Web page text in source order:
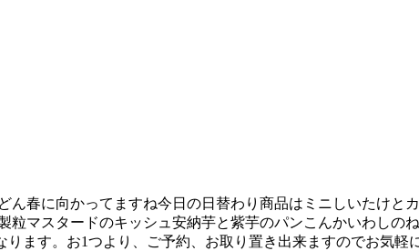
春に向かってますね今日の日替わり商品はミニしいたけと
粒マスタードのキッシュ安納芋と紫芋のパンこんかいわしの
ます。お1つより、ご予約、お取り置き出来ますのでお気軽